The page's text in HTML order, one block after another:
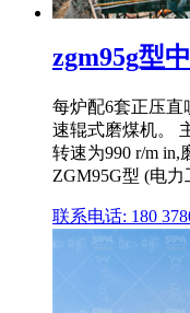
zgm95g型
每炉配6套正压直
速辊式磨煤机。
转速为990 r/m in,
ZGM95G型 (电力
联系电话: 180